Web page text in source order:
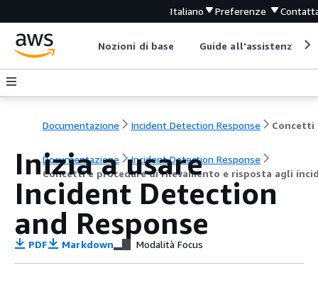
Italiano Preferenze
Nozioni di base Guide all'assistenza
Documentazione Incident Detection Response
Documentazione
Incident Detection Response
Concetti e procedure di rilevamento e risposta agli
Inizia a usare
Incident Detection
and Response
PDF Markdown Modalità Focus